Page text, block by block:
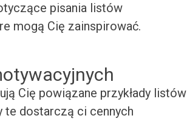
pisania listów
mogą Cię zainspirować.
Cię powiązane przykłady listów
te dostarczą ci cennych